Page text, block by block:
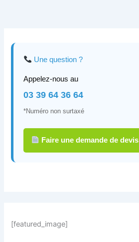
Une question ?
Appelez-nous au
03 39 64 36 64
*Numéro non surtaxé
Faire une demande de devis
[featured_image]